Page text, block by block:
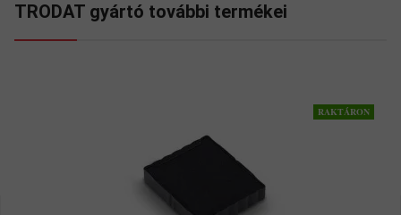
TRODAT gyártó további termékei
RAKTÁRON